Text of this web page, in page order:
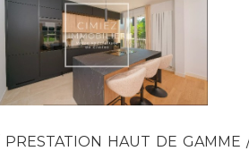
HAUT DE GAMME